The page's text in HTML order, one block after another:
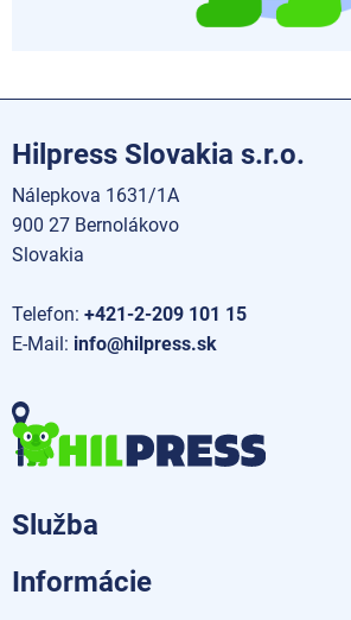
Hilpress Slovakia s.r.o.
Nálepkova 1631/1A
900 27 Bernolákovo
Slovakia
Telefon: +421-2-209 101 15
E-Mail: info@hilpress.sk
Služba
Informácie